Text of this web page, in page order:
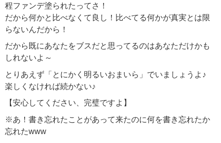
程ファンデ塗られたってさ！
だから何かと比べなくて良し！比べてる何かが真実とは限
らないんだから！
だから既にあなたをブスだと思ってるのはあなただけかも
しれないよ～
とりあえず「とにかく明るいおまいら」でいましょうよ♪
楽しくなければ続かない♪
【安心してください、完璧ですよ】
※あ！書き忘れたことがあって来たのに何を書き忘れたか
忘れたwww